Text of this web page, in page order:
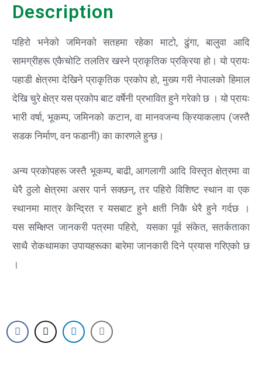
Description
पहिरो भनेको जमिनको सतहमा रहेका माटो, ढुंगा, बालुवा आदि
सामग्रीहरू एकैचोटि तलतिर खस्ने प्राकृतिक प्रक्रिया हो। यो प्रायः
पहाडी क्षेत्रमा देखिने प्राकृतिक प्रकोप हो, मुख्य गरी नेपालको हिमाल
देखि चुरे क्षेत्र यस प्रकोप बाट वर्षेनी प्रभावित हुने गरेको छ । यो प्रायः
भारी वर्षा, भूकम्प, जमिनको कटान, वा मानवजन्य क्रियाकलाप (जस्तै
सडक निर्माण, वन फडानी) का कारणले हुन्छ।
अन्य प्रकोपहरू जस्तै भूकम्प, बाढी, आगलागी आदि विस्तृत क्षेत्रमा वा
धेरै ठुलो क्षेत्रमा असर पार्न सक्छन्, तर पहिरो विशिष्ट स्थान वा एक
स्थानमा मात्र केन्द्रित र यसबाट हुने क्षती निकै धेरै हुने गर्दछ ।
यससम्क्षिप्त जानकरी पत्रमा पहिरो, यसका पूर्व संकेत, सतर्कताका
साथै रोकथामका उपायहरूका बारेमा जानकारी दिने प्रयास गरिएको छ
।